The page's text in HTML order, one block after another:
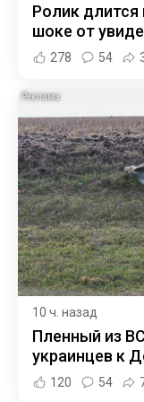
Ролик длится
шоке от
278 54
10 ч. назад
Пленный из
украинцев к
120 54